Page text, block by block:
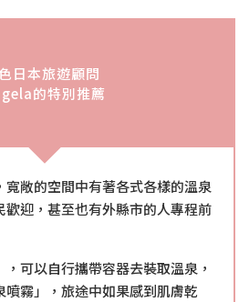
日本旅遊顧問
的特別推薦
寬敞的空間中有著各式各樣的溫泉
歡迎，甚至也有外縣市的人專程前
可以自行攜帶容器去裝取溫泉，
噴霧」，旅途中如果感到肌膚乾